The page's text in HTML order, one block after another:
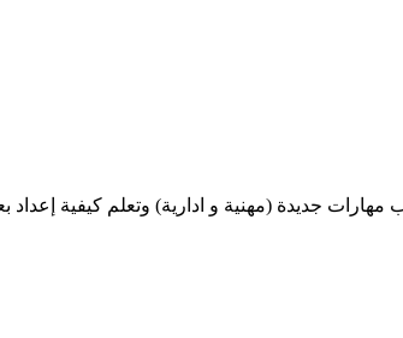
مهارات جديدة (مهنية و ادارية) وتعلم كيفية